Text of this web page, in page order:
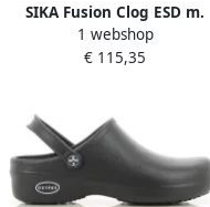
SIKA Fusion Clog ESD m.
hielriempje OB SRC 19467
Wit | Wit | 5703617108088
1 webshop
€ 115,35